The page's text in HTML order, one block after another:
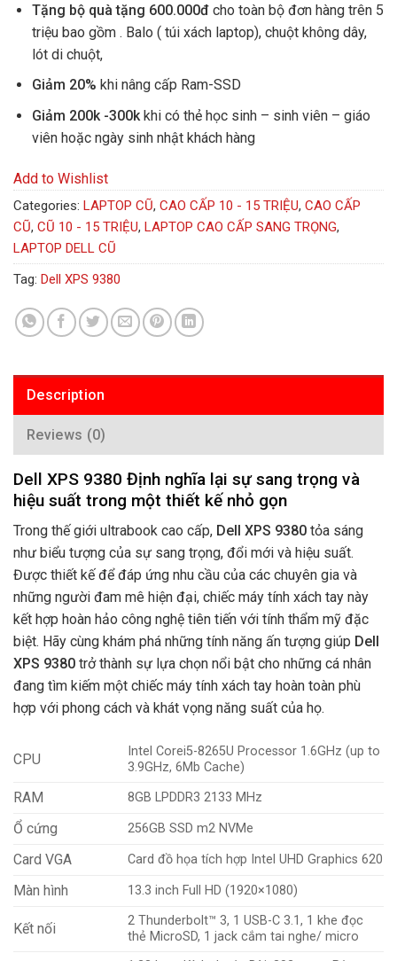
Tặng bộ quà tặng 600.000đ cho toàn bộ đơn hàng trên 5
triệu bao gồm . Balo ( túi xách laptop), chuột không dây,
lót di chuột,
Giảm 20% khi nâng cấp Ram-SSD
Giảm 200k -300k khi có thẻ học sinh – sinh viên – giáo
viên hoặc ngày sinh nhật khách hàng
Add to Wishlist
Categories: LAPTOP CŨ, CAO CẤP 10 - 15 TRIỆU, CAO CẤP
CŨ, CŨ 10 - 15 TRIỆU, LAPTOP CAO CẤP SANG TRỌNG,
LAPTOP DELL CŨ
Tag: Dell XPS 9380
Description
Reviews (0)
Dell XPS 9380 Định nghĩa lại sự sang trọng và
hiệu suất trong một thiết kế nhỏ gọn
Trong thế giới ultrabook cao cấp, Dell XPS 9380 tỏa sáng
như biểu tượng của sự sang trọng, đổi mới và hiệu suất.
Được thiết kế để đáp ứng nhu cầu của các chuyên gia và
những người đam mê hiện đại, chiếc máy tính xách tay này
kết hợp hoàn hảo công nghệ tiên tiến với tính thẩm mỹ đặc
biệt. Hãy cùng khám phá những tính năng ấn tượng giúp Dell
XPS 9380 trở thành sự lựa chọn nổi bật cho những cá nhân
đang tìm kiếm một chiếc máy tính xách tay hoàn toàn phù
hợp với phong cách và khát vọng năng suất của họ.
CPU
Intel Corei5-8265U Processor 1.6GHz (up to
3.9GHz, 6Mb Cache)
RAM 8GB LPDDR3 2133 MHz
Ổ cứng 256GB SSD m2 NVMe
Card VGA Card đồ họa tích hợp Intel UHD Graphics 620
Màn hình 13.3 inch Full HD (1920×1080)
Kết nối
2 Thunderbolt™ 3, 1 USB-C 3.1, 1 khe đọc
thẻ MicroSD, 1 jack cắm tai nghe/ micro